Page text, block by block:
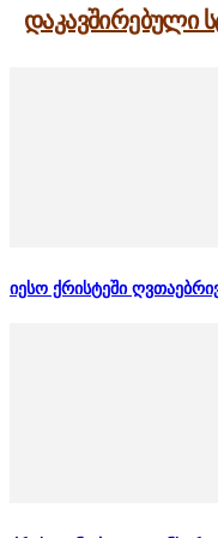
დაკავშირებული
იესო ქრისტეში